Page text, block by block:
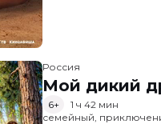
Россия
Мой дикий
6+
1 ч 42 мин
семейный,